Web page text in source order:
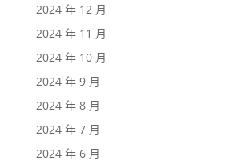
2024 年 12 月
2024 年 11 月
2024 年 10 月
2024 年 9 月
2024 年 8 月
2024 年 7 月
2024 年 6 月